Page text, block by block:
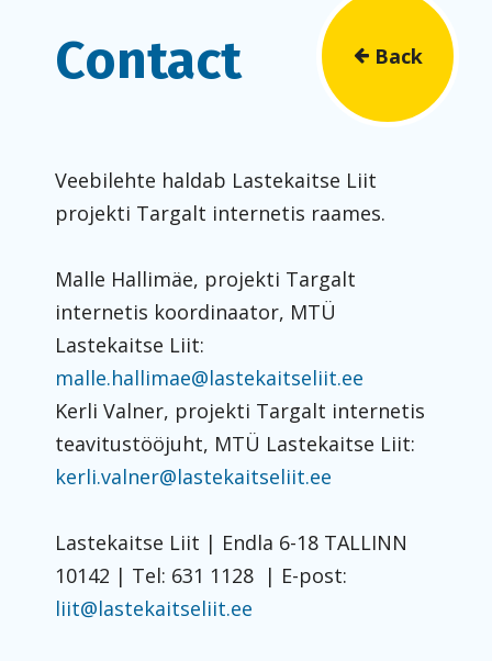
Back
Contact
Veebilehte haldab Lastekaitse Liit
projekti Targalt internetis raames.
Malle Hallimäe, projekti Targalt
internetis koordinaator, MTÜ
Lastekaitse Liit:
malle.hallimae@lastekaitseliit.ee
Kerli Valner, projekti Targalt internetis
teavitustööjuht, MTÜ Lastekaitse Liit:
kerli.valner@lastekaitseliit.ee
Lastekaitse Liit | Endla 6-18 TALLINN
10142 | Tel: 631 1128 | E-post:
liit@lastekaitseliit.ee